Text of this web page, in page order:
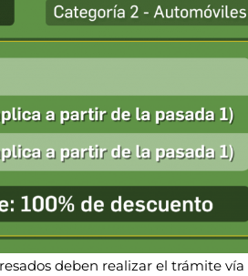
deben realizar el trámite vía